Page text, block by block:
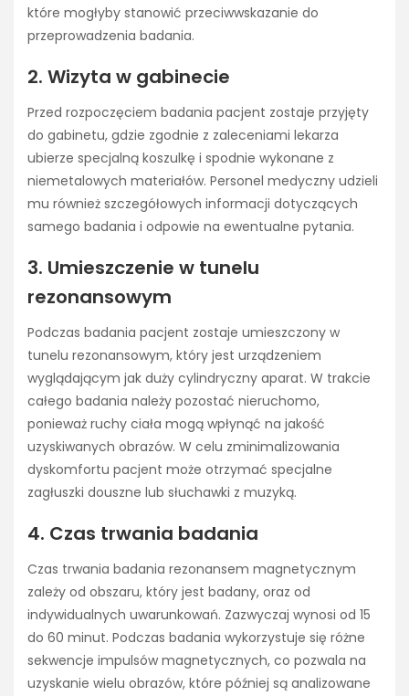
które mogłyby stanowić przeciwwskazanie do
przeprowadzenia badania.
2. Wizyta w gabinecie
Przed rozpoczęciem badania pacjent zostaje przyjęty
do gabinetu, gdzie zgodnie z zaleceniami lekarza
ubierze specjalną koszulkę i spodnie wykonane z
niemetalowych materiałów. Personel medyczny udzieli
mu również szczegółowych informacji dotyczących
samego badania i odpowie na ewentualne pytania.
3. Umieszczenie w tunelu
rezonansowym
Podczas badania pacjent zostaje umieszczony w
tunelu rezonansowym, który jest urządzeniem
wyglądającym jak duży cylindryczny aparat. W trakcie
całego badania należy pozostać nieruchomo,
ponieważ ruchy ciała mogą wpłynąć na jakość
uzyskiwanych obrazów. W celu zminimalizowania
dyskomfortu pacjent może otrzymać specjalne
zagłuszki douszne lub słuchawki z muzyką.
4. Czas trwania badania
Czas trwania badania rezonansem magnetycznym
zależy od obszaru, który jest badany, oraz od
indywidualnych uwarunkowań. Zazwyczaj wynosi od 15
do 60 minut. Podczas badania wykorzystuje się różne
sekwencje impulsów magnetycznych, co pozwala na
uzyskanie wielu obrazów, które później są analizowane